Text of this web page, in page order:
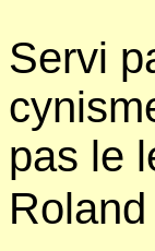
Servi
pas le